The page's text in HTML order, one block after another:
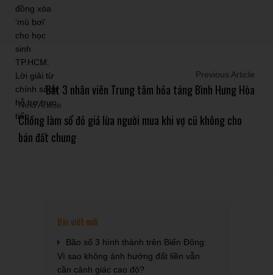
Previous Article
Bắt 3 nhân viên Trung tâm hỏa táng Bình Hưng Hòa
Next Article
Chồng làm sổ đỏ giả lừa người mua khi vợ cũ không cho
bán đất chung
Bài viết mới
Bão số 3 hình thành trên Biển Đông:
Vì sao không ảnh hưởng đất liền vẫn
cần cảnh giác cao độ?